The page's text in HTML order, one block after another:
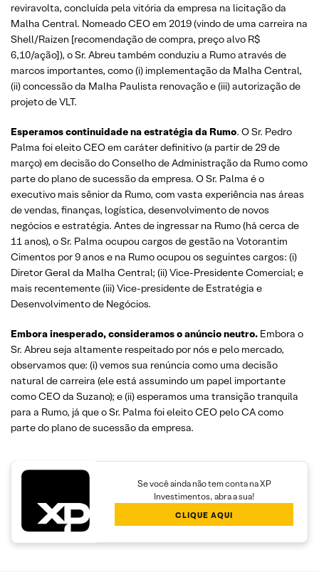
reviravolta, concluída pela vitória da empresa na licitação da
Malha Central. Nomeado CEO em 2019 (vindo de uma carreira na
Shell/Raizen [recomendação de compra, preço alvo R$
6,10/ação]), o Sr. Abreu também conduziu a Rumo através de
marcos importantes, como (i) implementação da Malha Central,
(ii) concessão da Malha Paulista renovação e (iii) autorização de
projeto de VLT.
Esperamos continuidade na estratégia da Rumo. O Sr. Pedro
Palma foi eleito CEO em caráter definitivo (a partir de 29 de
março) em decisão do Conselho de Administração da Rumo como
parte do plano de sucessão da empresa. O Sr. Palma é o
executivo mais sênior da Rumo, com vasta experiência nas áreas
de vendas, finanças, logística, desenvolvimento de novos
negócios e estratégia. Antes de ingressar na Rumo (há cerca de
11 anos), o Sr. Palma ocupou cargos de gestão na Votorantim
Cimentos por 9 anos e na Rumo ocupou os seguintes cargos: (i)
Diretor Geral da Malha Central; (ii) Vice-Presidente Comercial; e
mais recentemente (iii) Vice-presidente de Estratégia e
Desenvolvimento de Negócios.
Embora inesperado, consideramos o anúncio neutro. Embora o
Sr. Abreu seja altamente respeitado por nós e pelo mercado,
observamos que: (i) vemos sua renúncia como uma decisão
natural de carreira (ele está assumindo um papel importante
como CEO da Suzano); e (ii) esperamos uma transição tranquila
para a Rumo, já que o Sr. Palma foi eleito CEO pelo CA como
parte do plano de sucessão da empresa.
Se você ainda não tem conta na XP
Investimentos, abra a sua!
CLIQUE AQUI